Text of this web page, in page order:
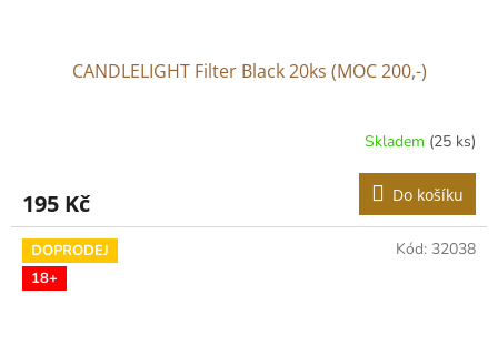
CANDLELIGHT Filter Black 20ks (MOC 200,-)
Skladem (25 ks)
195 Kč Do košíku
DOPRODEJ
18+
Kód: 32038